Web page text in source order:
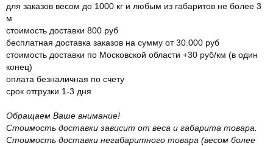
для заказов весом до 1000 кг и любым из габаритов не более 3
м
стоимость доставки 800 руб
бесплатная доставка заказов на сумму от 30.000 руб
стоимость доставки по Московской области +30 руб/км (в один
конец)
оплата безналичная по счету
срок отгрузки 1-3 дня
Обращаем Ваше внимание!
Стоимость доставки зависит от веса и габарита товара.
Стоимость доставки негабаритного товара (весом более